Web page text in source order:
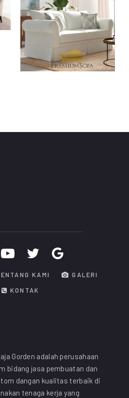
KAMI
GALERI
KONTAK
Gorden adalah perusahaan
bidang jasa pembuatan dan
dangan kualitas terbaik di
tenaga kerja yang